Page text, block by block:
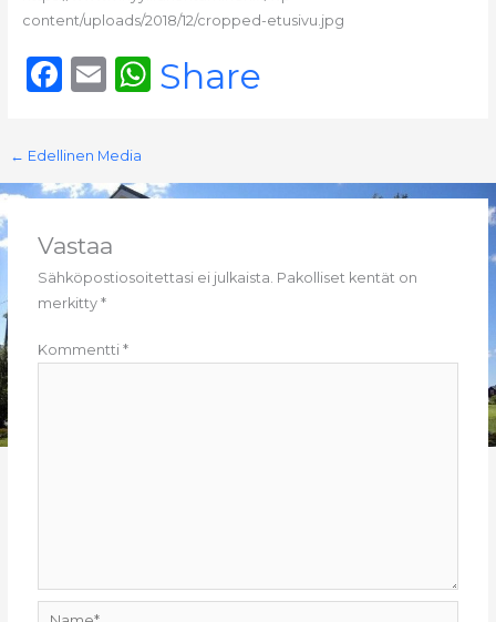
content/uploads/2018/12/cropped-etusivu.jpg
F
c
e
o
o
k
E
ai
l
W
ts
p
Share
← Edellinen Media
Vastaa
Sähköpostiosoitettasi ei julkaista. Pakolliset kentät on
merkitty*
Kommentti*
Name*